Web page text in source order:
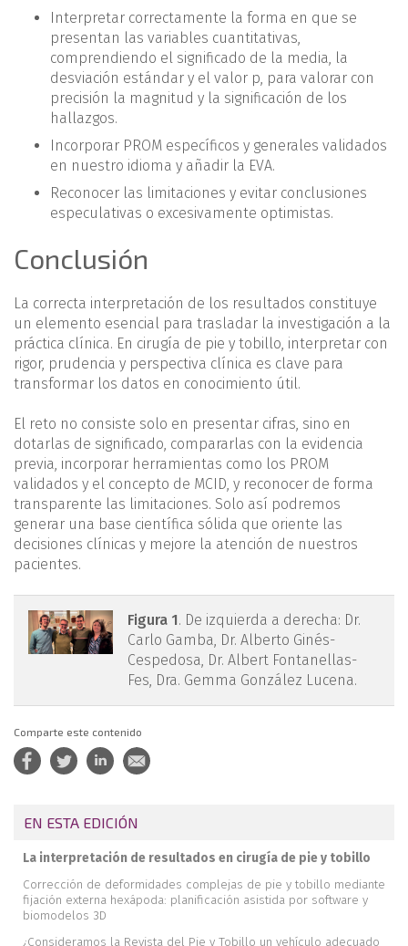
Interpretar correctamente la forma en que se
presentan las variables cuantitativas,
comprendiendo el significado de la media, la
desviación estándar y el valor p, para valorar con
precisión la magnitud y la significación de los
hallazgos.
Incorporar PROM específicos y generales validados
en nuestro idioma y añadir la EVA.
Reconocer las limitaciones y evitar conclusiones
especulativas o excesivamente optimistas.
Conclusión
La correcta interpretación de los resultados constituye
un elemento esencial para trasladar la investigación a la
práctica clínica. En cirugía de pie y tobillo, interpretar con
rigor, prudencia y perspectiva clínica es clave para
transformar los datos en conocimiento útil.
El reto no consiste solo en presentar cifras, sino en
dotarlas de significado, compararlas con la evidencia
previa, incorporar herramientas como los PROM
validados y el concepto de MCID, y reconocer de forma
transparente las limitaciones. Solo así podremos
generar una base científica sólida que oriente las
decisiones clínicas y mejore la atención de nuestros
pacientes.
rpt.3902.fs2511011-figura1.png
Figura 1. De izquierda a derecha: Dr.
Carlo Gamba, Dr. Alberto Ginés-
Cespedosa, Dr. Albert Fontanellas-
Fes, Dra. Gemma González Lucena.
Comparte este contenido
EN ESTA EDICIÓN
La interpretación de resultados en cirugía de pie y tobillo
Corrección de deformidades complejas de pie y tobillo mediante
fijación externa hexápoda: planificación asistida por software y
biomodelos 3D
¿Consideramos la Revista del Pie y Tobillo un vehículo adecuado